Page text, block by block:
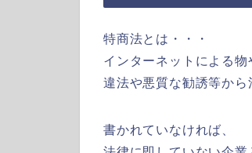
特商法とは・・・
インターネットによる
違法や悪質な勧誘等から
書かれていなければ、